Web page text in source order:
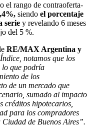
el rango de contraoferta-
siendo el porcentaje
serie y revelando 6 meses
del 5 %.
RE/MAX Argentina y
notamos que los
lo que podría
de los
de un mercado que
sumado al impacto
créditos hipotecarios,
para los compradores
de Buenos Aires”.